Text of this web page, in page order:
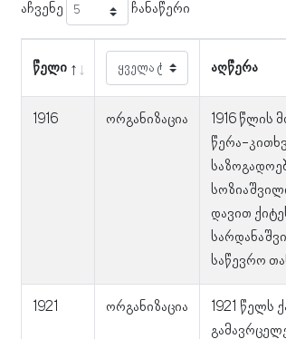
აჩვენე ჩანაწერი
წელი აღწერა
1916 ორგანიზაცია
1916 წლის
წერა-
დავით
საწევრო
1921 ორგანიზაცია
1921 წელს